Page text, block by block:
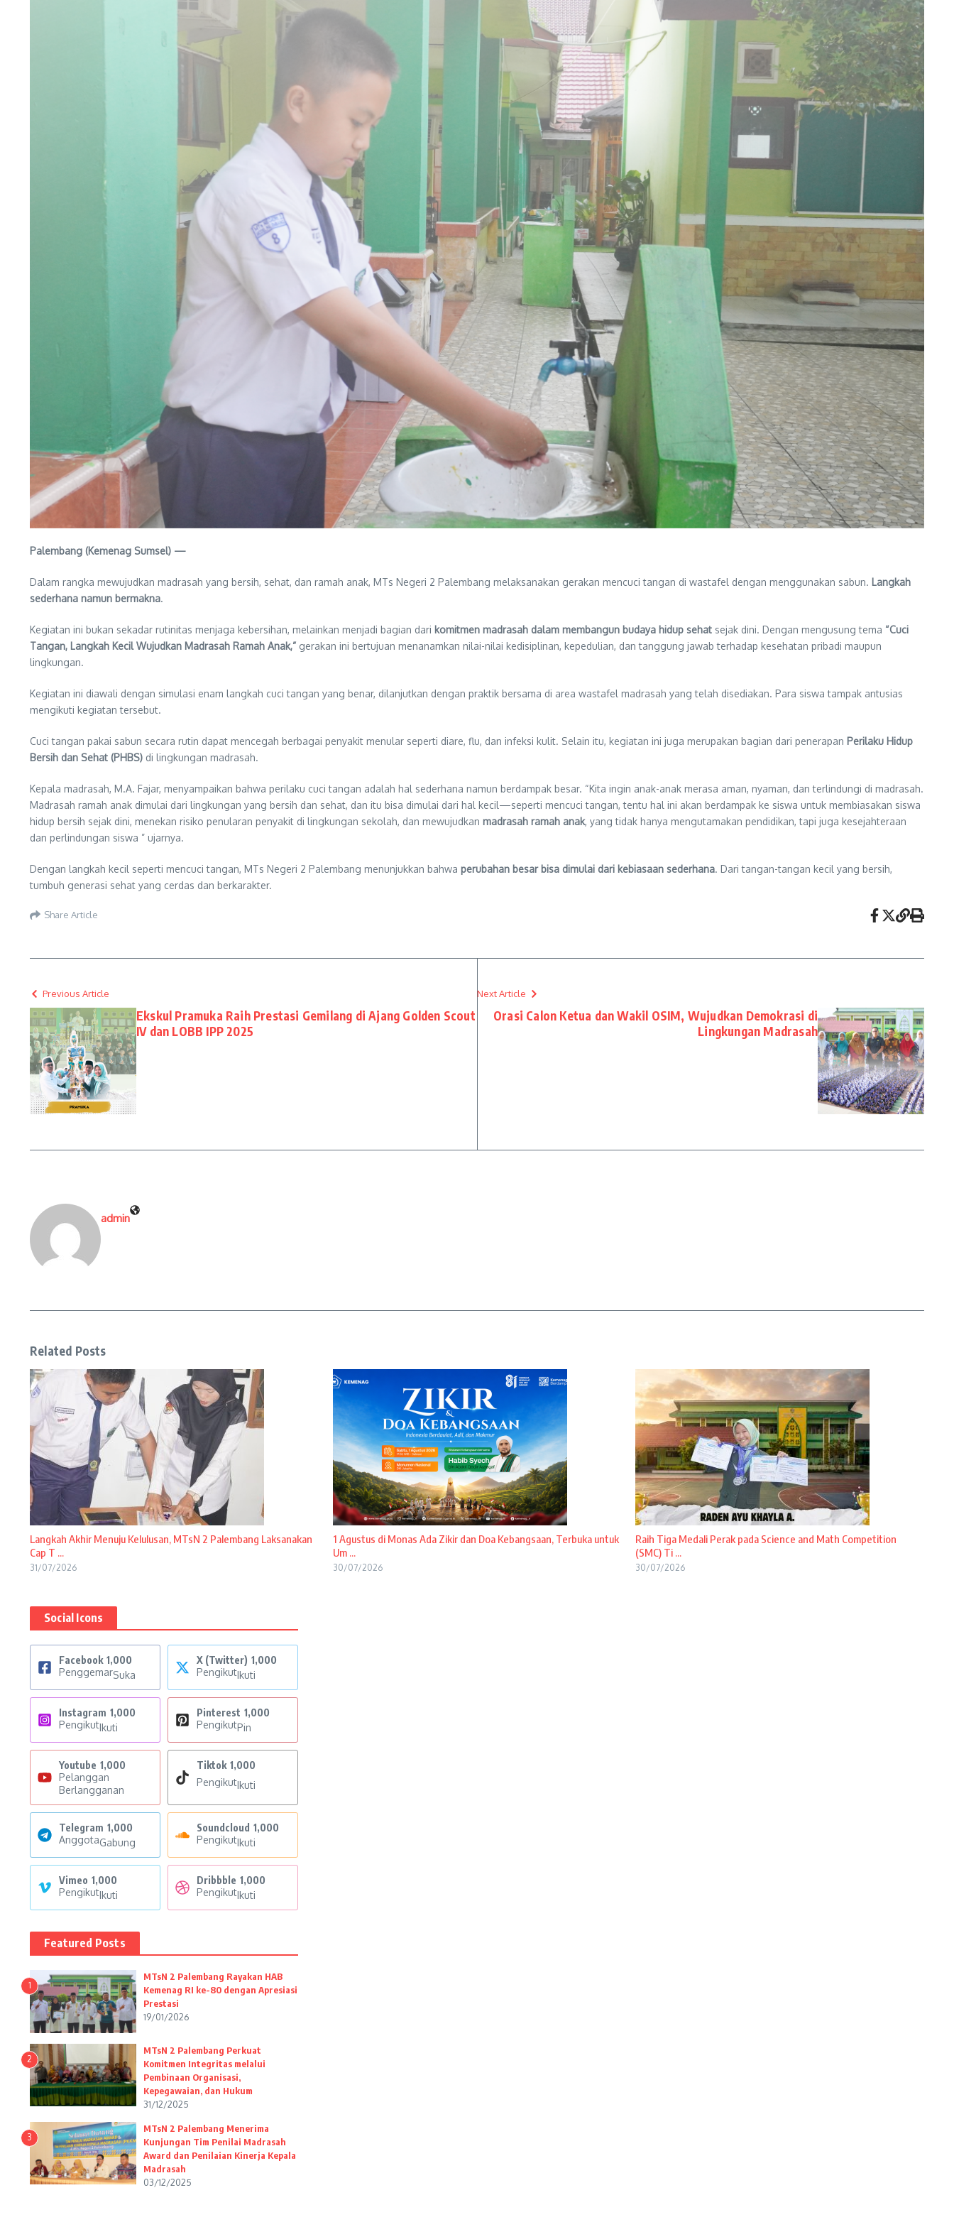
Palembang (Kemenag Sumsel) —
Dalam rangka mewujudkan madrasah yang bersih, sehat, dan ramah anak, MTs Negeri 2 Palembang melaksanakan gerakan mencuci tangan di wastafel dengan menggunakan sabun. Langkah
sederhana namun bermakna.
Kegiatan ini bukan sekadar rutinitas menjaga kebersihan, melainkan menjadi bagian dari komitmen madrasah dalam membangun budaya hidup sehat sejak dini. Dengan mengusung tema “Cuci
Tangan, Langkah Kecil Wujudkan Madrasah Ramah Anak,” gerakan ini bertujuan menanamkan nilai-nilai kedisiplinan, kepedulian, dan tanggung jawab terhadap kesehatan pribadi maupun
lingkungan.
Kegiatan ini diawali dengan simulasi enam langkah cuci tangan yang benar, dilanjutkan dengan praktik bersama di area wastafel madrasah yang telah disediakan. Para siswa tampak antusias
mengikuti kegiatan tersebut.
Cuci tangan pakai sabun secara rutin dapat mencegah berbagai penyakit menular seperti diare, flu, dan infeksi kulit. Selain itu, kegiatan ini juga merupakan bagian dari penerapan Perilaku Hidup
Bersih dan Sehat (PHBS) di lingkungan madrasah.
Kepala madrasah, M.A. Fajar, menyampaikan bahwa perilaku cuci tangan adalah hal sederhana namun berdampak besar. “Kita ingin anak-anak merasa aman, nyaman, dan terlindungi di madrasah.
Madrasah ramah anak dimulai dari lingkungan yang bersih dan sehat, dan itu bisa dimulai dari hal kecil—seperti mencuci tangan, tentu hal ini akan berdampak ke siswa untuk membiasakan siswa
hidup bersih sejak dini, menekan risiko penularan penyakit di lingkungan sekolah, dan mewujudkan madrasah ramah anak, yang tidak hanya mengutamakan pendidikan, tapi juga kesejahteraan
dan perlindungan siswa ” ujarnya.
Dengan langkah kecil seperti mencuci tangan, MTs Negeri 2 Palembang menunjukkan bahwa perubahan besar bisa dimulai dari kebiasaan sederhana. Dari tangan-tangan kecil yang bersih,
tumbuh generasi sehat yang cerdas dan berkarakter.
Share Article
Previous Article
Ekskul Pramuka Raih Prestasi Gemilang di Ajang Golden Scout
IV dan LOBB IPP 2025
Next Article
Orasi Calon Ketua dan Wakil OSIM, Wujudkan Demokrasi di
Lingkungan Madrasah
admin
Related Posts
Langkah Akhir Menuju Kelulusan, MTsN 2 Palembang Laksanakan
Cap T ...
31/07/2026
1 Agustus di Monas Ada Zikir dan Doa Kebangsaan, Terbuka untuk
Um ...
30/07/2026
Raih Tiga Medali Perak pada Science and Math Competition
(SMC) Ti ...
30/07/2026
Social Icons
Facebook 1,000
PenggemarSuka
X (Twitter) 1,000
PengikutIkuti
Instagram 1,000
PengikutIkuti
Pinterest 1,000
PengikutPin
Youtube 1,000
Pelanggan
Berlangganan
Tiktok 1,000
PengikutIkuti
Telegram 1,000
AnggotaGabung
Soundcloud 1,000
PengikutIkuti
Vimeo 1,000
PengikutIkuti
Dribbble 1,000
PengikutIkuti
Featured Posts
1
MTsN 2 Palembang Rayakan HAB
Kemenag RI ke-80 dengan Apresiasi
Prestasi
19/01/2026
2
MTsN 2 Palembang Perkuat
Komitmen Integritas melalui
Pembinaan Organisasi,
Kepegawaian, dan Hukum
31/12/2025
3
MTsN 2 Palembang Menerima
Kunjungan Tim Penilai Madrasah
Award dan Penilaian Kinerja Kepala
Madrasah
03/12/2025